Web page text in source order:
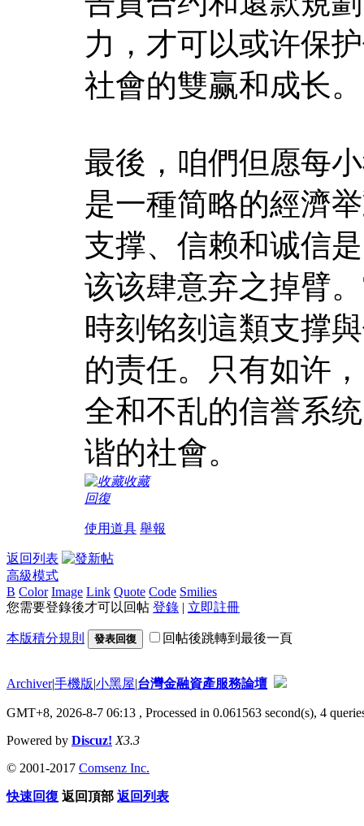
力，才可以或许保
社會的雙赢和成长。
最後，咱們但愿每
是一種简略的經濟
支撑、信赖和诚信
该该肆意弃之掉臂
時刻铭刻這類支撑
的责任。只有如许
全和不乱的信誉系
谐的社會。
收藏
回復
使用道具 舉報
返回列表
高級模式
B Color Image Link Quote Code Smilies
您需要登錄後才可以回帖 登錄 | 立即註冊
本版積分規則 發表回復 回帖後跳轉到最後一頁
Archiver|手機版|小黑屋|台灣金融資產服務論壇
GMT+8, 2026-8-7 06:13 , Processed in 0.061563 second(s), 4
Powered by Discuz! X3.3
© 2001-2017 Comsenz Inc.
快速回復 返回頂部 返回列表